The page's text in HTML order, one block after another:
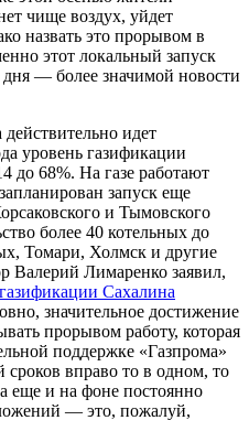
чище воздух, уйдет
назвать это прорывом в
этот локальный запуск
— более значимой новости
идет
уровень газификации
до 68%. На газе работают
запуск еще
и Тымовского
более 40 котельных до
Томари, Холмск и другие
Валерий Лимаренко заявил,
Сахалина
значительное достижение
прорывом работу, которая
поддержке «Газпрома»
сроков вправо то в одном, то
еще и на фоне постоянно
— это, пожалуй,